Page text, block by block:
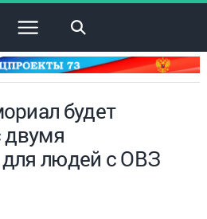
×
будет
двумя
людей с ОВЗ